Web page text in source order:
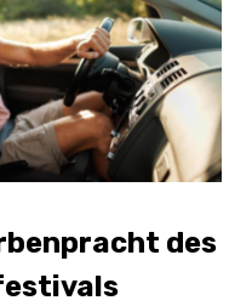
des